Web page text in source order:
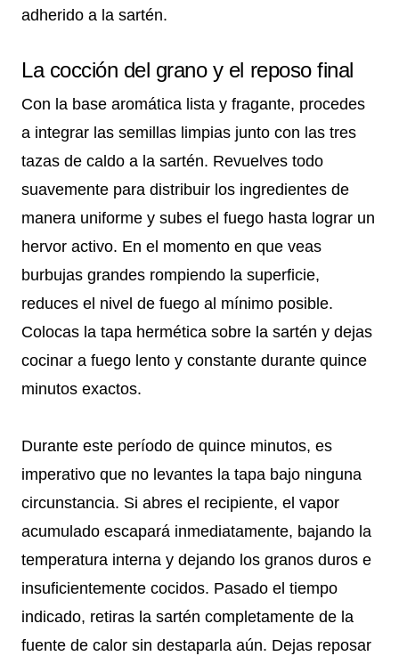
adherido a la sartén.
La cocción del grano y el reposo final
Con la base aromática lista y fragante, procedes
a integrar las semillas limpias junto con las tres
tazas de caldo a la sartén. Revuelves todo
suavemente para distribuir los ingredientes de
manera uniforme y subes el fuego hasta lograr un
hervor activo. En el momento en que veas
burbujas grandes rompiendo la superficie,
reduces el nivel de fuego al mínimo posible.
Colocas la tapa hermética sobre la sartén y dejas
cocinar a fuego lento y constante durante quince
minutos exactos.
Durante este período de quince minutos, es
imperativo que no levantes la tapa bajo ninguna
circunstancia. Si abres el recipiente, el vapor
acumulado escapará inmediatamente, bajando la
temperatura interna y dejando los granos duros e
insuficientemente cocidos. Pasado el tiempo
indicado, retiras la sartén completamente de la
fuente de calor sin destaparla aún. Dejas reposar